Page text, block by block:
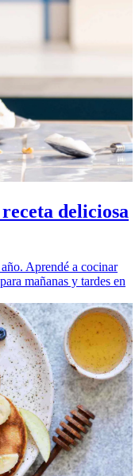
deliciosa
Aprendé a cocinar
mañanas y tardes en